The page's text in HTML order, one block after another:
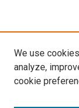
We use
analyze,
cookie